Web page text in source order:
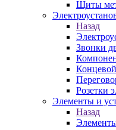
Щиты
Назад
Звонки
Розетки
Элементы и
Назад